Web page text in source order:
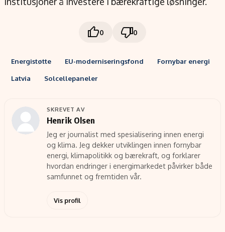
0 0
Energistøtte EU-moderniseringsfond
Fornybar energi
Latvia
Solcellepaneler
SKREVET AV
Henrik Olsen
Jeg er journalist med spesialisering innen energi
og klima. Jeg dekker utviklingen innen fornybar
energi, klimapolitikk og bærekraft, og forklarer
hvordan endringer i energimarkedet påvirker både
samfunnet og fremtiden vår.
Vis profil